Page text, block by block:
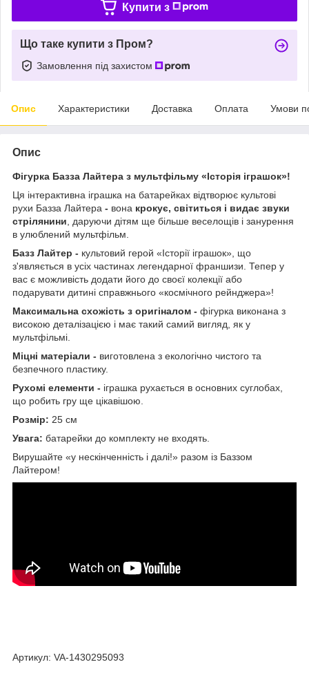
Купити з
Що таке купити з Пром?
Замовлення під захистом
Опис Характеристики Доставка Оплата Умови
Опис
Фігурка Базза Лайтера з мультфільму «Історія іграшок»!
Ця інтерактивна іграшка на батарейках відтворює культові
рухи Базза Лайтера - вона крокує, світиться і видає звуки
стрілянини , даруючи дітям ще більше веселощів і занурення
в улюблений мультфільм.
Базз Лайтер - культовий герой «Історії іграшок», що
з'являється в усіх частинах легендарної франшизи. Тепер у
вас є можливість додати його до своєї колекції або
подарувати дитині справжнього «космічного рейнджера»!
Максимальна схожість з оригіналом - фігурка виконана з
високою деталізацією і має такий самий вигляд, як у
мультфільмі.
Міцні матеріали - виготовлена з екологічно чистого та
безпечного пластику.
Рухомі елементи - іграшка рухається в основних суглобах,
що робить гру ще цікавішою.
Розмір: 25 см
Увага: батарейки до комплекту не входять.
Вирушайте «у нескінченність і далі!» разом із Баззом
Лайтером!
Артикул: VA-1430295093